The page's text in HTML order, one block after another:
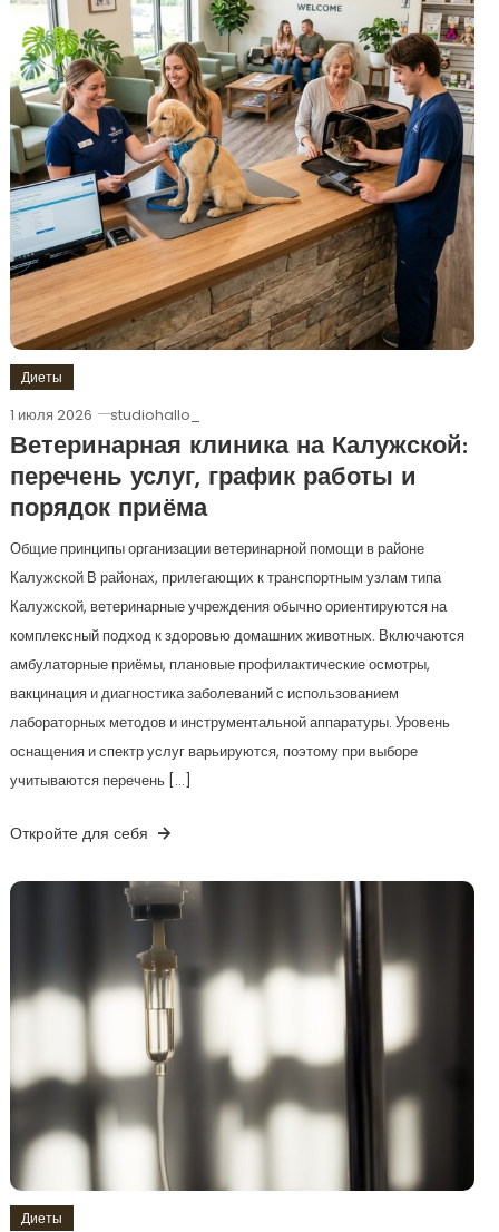
Диеты
1 июля 2026 studiohallo_
Ветеринарная клиника на Калужской:
перечень услуг, график работы и
порядок приёма
Общие принципы организации ветеринарной помощи в районе
Калужской В районах, прилегающих к транспортным узлам типа
Калужской, ветеринарные учреждения обычно ориентируются на
комплексный подход к здоровью домашних животных. Включаются
амбулаторные приёмы, плановые профилактические осмотры,
вакцинация и диагностика заболеваний с использованием
лабораторных методов и инструментальной аппаратуры. Уровень
оснащения и спектр услуг варьируются, поэтому при выборе
учитываются перечень […]
Откройте для себя
Диеты